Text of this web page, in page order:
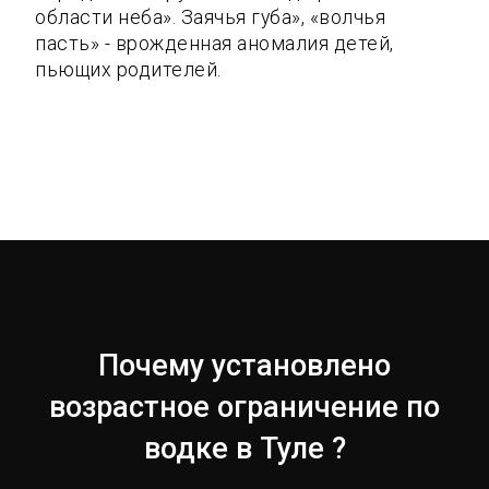
области неба». Заячья губа», «волчья
пасть» - врожденная аномалия детей,
пьющих родителей.
Почему установлено
возрастное ограничение по
водке в Туле ?